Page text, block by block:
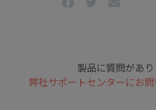
製品に質問があり
弊社サポートセンターにお問